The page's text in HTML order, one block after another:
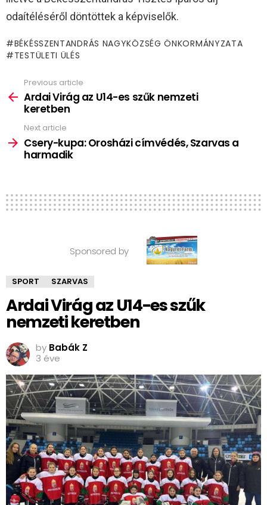
odaítéléséről döntöttek a képviselők.
BÉKÉSSZENTANDRÁS NAGYKÖZSÉG ÖNKORMÁNYZATA
TESTÜLETI ÜLÉS
more
Previous article
Ardai Virág az U14-es szűk nemzeti
keretben
Next article
Csery-kupa: Orosházi címvédés, Szarvas a
harmadik
Sponsored by
SPORT SZARVAS
Ardai Virág az U14-es szűk
nemzeti keretben
by Babák Z
3 éve